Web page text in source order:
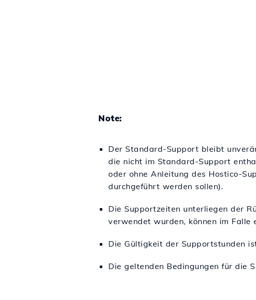
Note:
Der Standard-Support bleibt
die nicht im Standard-Support
oder ohne Anleitung des Hostico-
durchgeführt werden sollen).
Die Supportzeiten unterliegen der
verwendet wurden, können im
Die Gültigkeit der Supportstunden
Die geltenden Bedingungen für die